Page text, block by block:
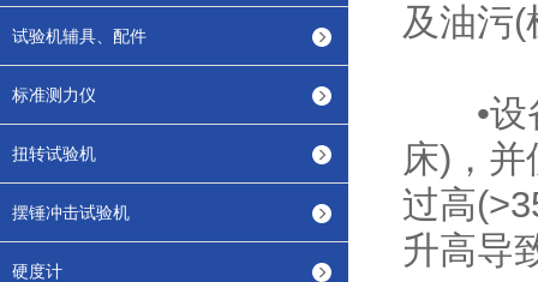
试验机辅具、配件
标准测力仪
扭转试验机
摆锤冲击试验机
硬度计
及油污
•设备
床)，
过高
升高导